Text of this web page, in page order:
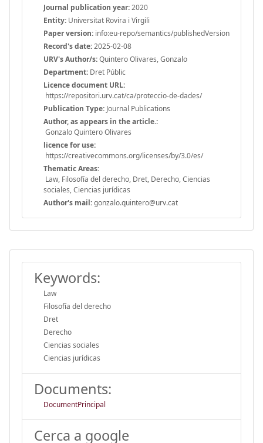
Journal publication year:2020
Entity: Universitat Rovira i Virgili
Paper version: info:eu-repo/semantics/publishedVersion
Record's date:2025-02-08
URV's Author/s:Quintero Olivares, Gonzalo
Department: Dret Públic
Licence document URL:
https://repositori.urv.cat/ca/proteccio-de-dades/
Publication Type: Journal Publications
Author, as appears in the article.:
Gonzalo Quintero Olivares
licence for use:
https://creativecommons.org/licenses/by/3.0/es/
Thematic Areas:
Law, Filosofía del derecho, Dret, Derecho, Ciencias
sociales, Ciencias jurídicas
Author's mail:gonzalo.quintero@urv.cat
Keywords:
Law
Filosofía del derecho
Dret
Derecho
Ciencias sociales
Ciencias jurídicas
Documents:
DocumentPrincipal
Cerca a google